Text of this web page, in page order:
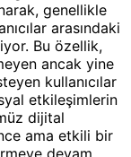
genellikle
arasındaki
Bu özellik,
ancak yine
kullanıcılar
etkileşimlerin
dijital
ama etkili bir